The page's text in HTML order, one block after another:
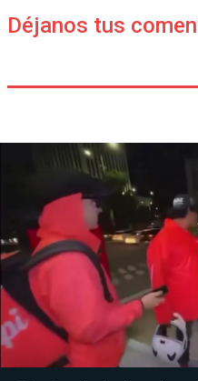
Déjanos tus